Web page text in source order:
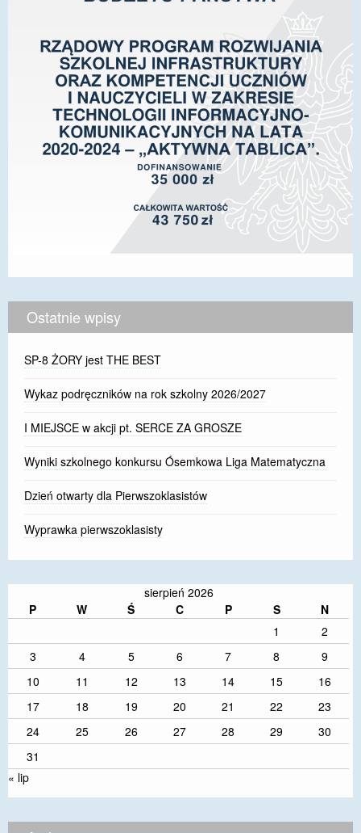
Ostatnie wpisy
SP-8 ŻORY jest THE BEST
Wykaz podręczników na rok szkolny 2026/2027
I MIEJSCE w akcji pt. SERCE ZA GROSZE
Wyniki szkolnego konkursu Ósemkowa Liga Matematyczna
Dzień otwarty dla Pierwszoklasistów
Wyprawka pierwszoklasisty
sierpień 2026
P
W Ś C P S
N
1
2
3
4 5 6 7 8
9
10
11 12 13 14 15
16
17
18 19 20 21 22
23
24
25 26 27 28 29
30
31
« lip